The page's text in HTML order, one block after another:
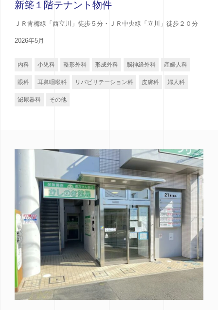
新築１階テナント物件
ＪＲ青梅線「西立川」徒歩５分・ＪＲ中央線「立川」徒歩２０分
2026年5月
内科 小児科 整形外科 形成外科 脳神経外科 産婦人科
眼科 耳鼻咽喉科 リバビリテーション科 皮膚科 婦人科
泌尿器科 その他